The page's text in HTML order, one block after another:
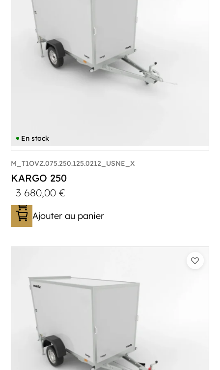
Poids à vide (kg) :
Longueur utile (mm) :
Plancher :
Plancher en contreplaqué massif
En stock
PTAC :300-750
Poids à vide (kg) :
Longueur utile (mm) :
Plancher :
Plancher en contreplaqué massif
M_T1OVZ.075.250.125.0212_USNE_X
KARGO 250
3 680,00€
Ajouter au panier